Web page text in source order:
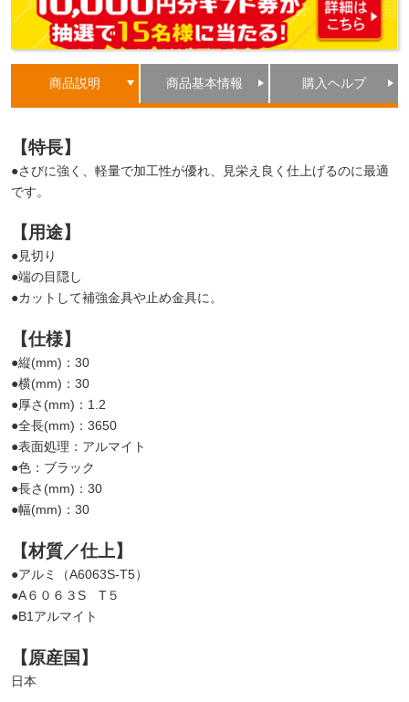
商品説明 商品基本情報 購入ヘルプ
【特長】
●さびに強く、軽量で加工性が優れ、見栄え良く仕上げるのに最適
です。
【用途】
●見切り
●端の目隠し
●カットして補強金具や止め金具に。
【仕様】
●縦(mm)：30
●横(mm)：30
●厚さ(mm)：1.2
●全長(mm)：3650
●表面処理：アルマイト
●色：ブラック
●長さ(mm)：30
●幅(mm)：30
【材質／仕上】
●アルミ（A6063S-T5）
●A６０６３S T５
●B1アルマイト
【原産国】
日本